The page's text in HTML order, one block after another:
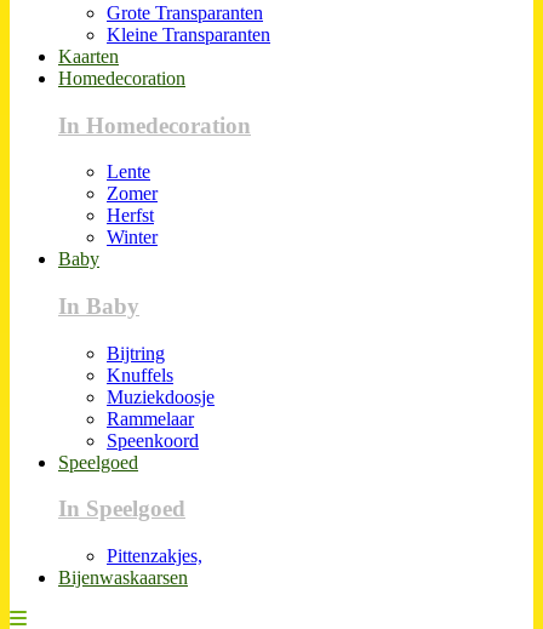
Grote Transparanten
Kleine Transparanten
Kaarten
Homedecoration
In Homedecoration
Lente
Zomer
Herfst
Winter
Baby
In Baby
Bijtring
Knuffels
Muziekdoosje
Rammelaar
Speenkoord
Speelgoed
In Speelgoed
Pittenzakjes,
Bijenwaskaarsen